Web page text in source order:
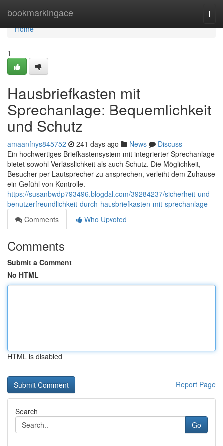
bookmarkingace
Home
Home
1
Hausbriefkasten mit
Sprechanlage: Bequemlichkeit
und Schutz
amaanfnys845752 241 days ago News
Discuss
Ein hochwertiges Briefkastensystem mit integrierter Sprechanlage
bietet sowohl Verlässlichkeit als auch Schutz. Die Möglichkeit,
Besucher per Lautsprecher zu ansprechen, verleiht dem Zuhause
ein Gefühl von Kontrolle.
https://susanbwdp793496.blogdal.com/39284237/sicherheit-und-
benutzerfreundlichkeit-durch-hausbriefkasten-mit-sprechanlage
Comments
Who Upvoted
Comments
Submit a Comment
No HTML
HTML is disabled
Report Page
Search
Go